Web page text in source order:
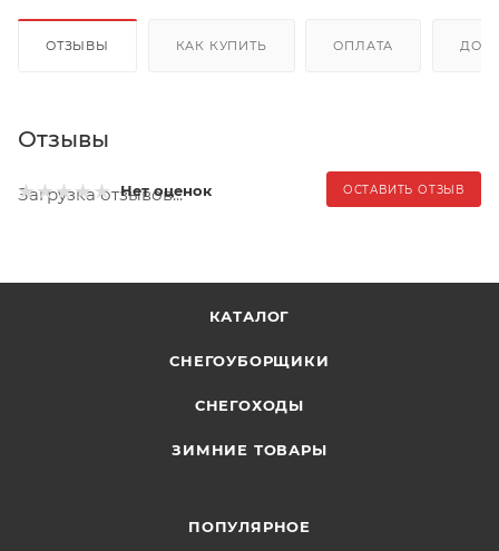
ОТЗЫВЫ КАК КУПИТЬ ОПЛАТА
Отзывы
Нет оценок ОСТАВИТЬ ОТЗЫВ
Загрузка отзывов...
КАТАЛОГ
СНЕГОУБОРЩИКИ
СНЕГОХОДЫ
ЗИМНИЕ ТОВАРЫ
ПОПУЛЯРНОЕ